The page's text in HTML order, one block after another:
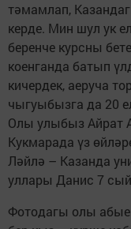
тәмамлап,
керде. Мин шул ук
беренче курсны
коенганда батып
кичердек, аеруча
чыгуыбызга да 20
Олы улыбыз Айрат
Кукмарада үз
Ләйлә – Казанда
уллары Данис 7
Фотодагы олы